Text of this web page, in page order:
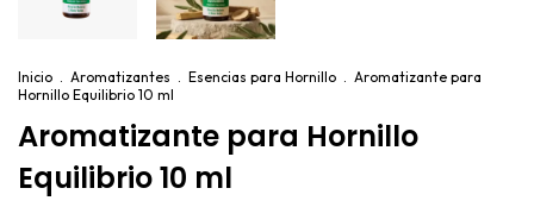
Inicio . Aromatizantes . Esencias para Hornillo . Aromatizante para
Hornillo Equilibrio 10 ml
Aromatizante para Hornillo
Equilibrio 10 ml